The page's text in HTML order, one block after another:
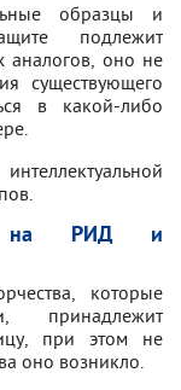
образцы и
подлежит
аналогов, оно не
существующего
в какой-либо
на РИД и
которые
принадлежит
при этом не
оно возникло.